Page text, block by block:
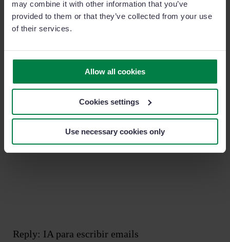
may combine it with other information that you’ve
provided to them or that they’ve collected from your use
of their services.
Allow all cookies
Cookies settings
Use necessary cookies only
Tal y como afirman en su
Prompts haga el trabajo por usted!”.
Reply: IA para escribir emails